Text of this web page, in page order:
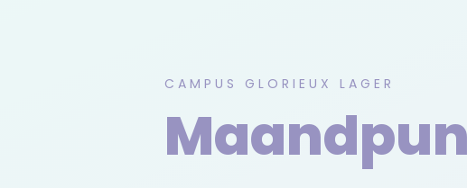
CAMPUS GLORIEUX LAGER